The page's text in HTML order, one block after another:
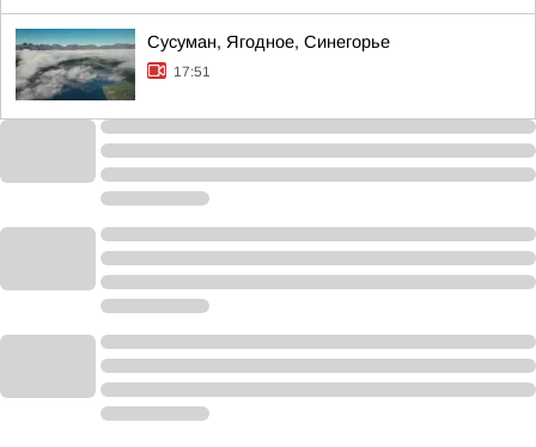
Сусуман, Ягодное, Синегорье
17:51